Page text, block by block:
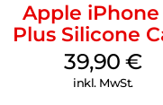
Apple iPhone
Plus Silicone
MagSafe
39,90€
inkl. MwSt.